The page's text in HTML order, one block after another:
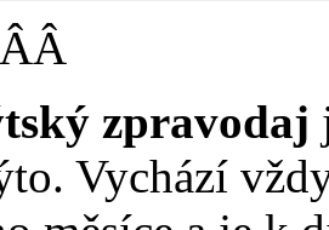
zpravodaj
Vychází